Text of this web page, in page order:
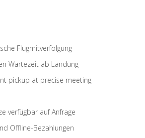
Flugmitverfolgung
Wartezeit ab Landung
pickup at precise meeting
verfügbar auf Anfrage
Offline-Bezahlungen